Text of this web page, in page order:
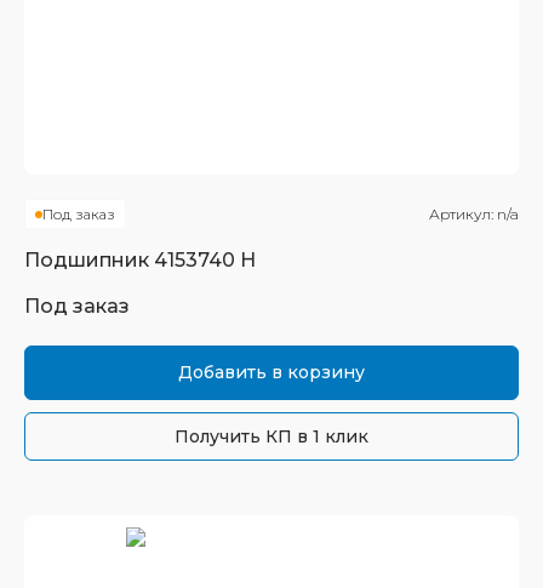
Под заказ Артикул: n/a
Подшипник 4153740 Н
Под заказ
Добавить в корзину
Получить КП в 1 клик